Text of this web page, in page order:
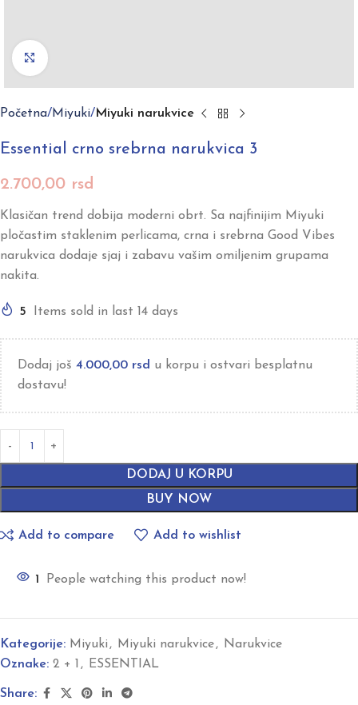
Početna Miyuki Miyuki narukvice
Essential crno srebrna narukvica 3
2.700,00 rsd
Klasičan trend dobija moderni obrt. Sa najfinijim Miyuki
pločastim staklenim perlicama, crna i srebrna Good Vibes
narukvica dodaje sjaj i zabavu vašim omiljenim grupama
nakita.
5 Items sold in last 14 days
Dodaj još 4.000,00 rsd u korpu i ostvari besplatnu
dostavu!
DODAJ U KORPU
BUY NOW
Add to compare Add to wishlist
1 People watching this product now!
Kategorije: Miyuki , Miyuki narukvice,
Narukvice
Oznake: 2 + 1 , ESSENTIAL
Share: